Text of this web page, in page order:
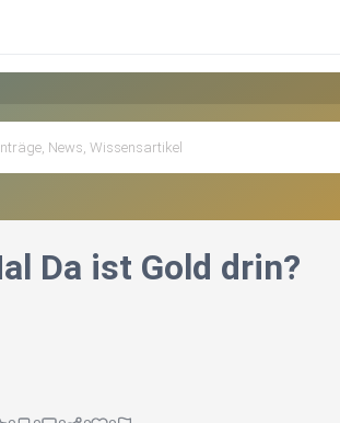
Da ist Gold drin?